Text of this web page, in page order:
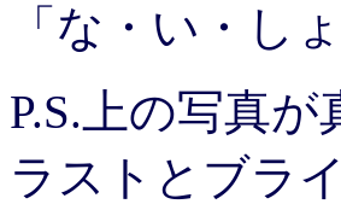
「な・い・し
P.S.上の写真
ラストとブラ